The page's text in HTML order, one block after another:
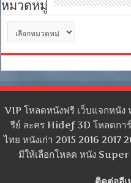
หมวดหมู่
หมู่
VIP โหลดหนังฟรี เว็บแจกหนัง
รีย์ ละคร Hidef 3D โหลดกา
ไทย หนังเก่า 2015 2016 2017
มีให้เลือกโหลด หนัง